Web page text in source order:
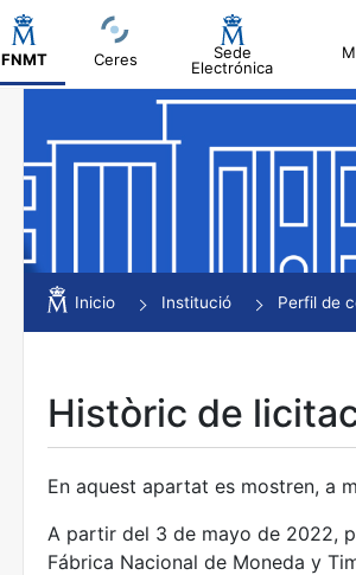
FNMT Ceres
Sede
Electrónica
Mostra/Amaga
Mostra/Amaga
Inicio Institució Perfil de
Històric de
En aquest apartat es mostren, a
A partir del 3 de mayo de 2022,
Fábrica Nacional de Moneda y